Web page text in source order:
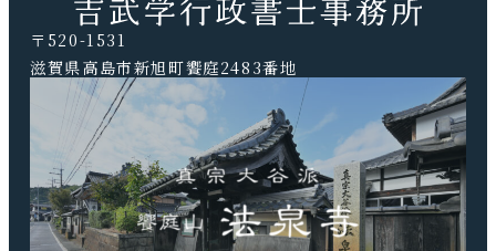
〒520-1531
滋賀県高島市新旭町饗庭2483番地
TEL.0740-20-9041 FAX.0740-20-9042